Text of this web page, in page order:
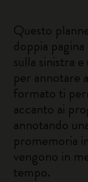
Questo
doppia
sulla sinistra
per annotare
formato ti
accanto ai
annotando
promemoria
vengono in
tempo.